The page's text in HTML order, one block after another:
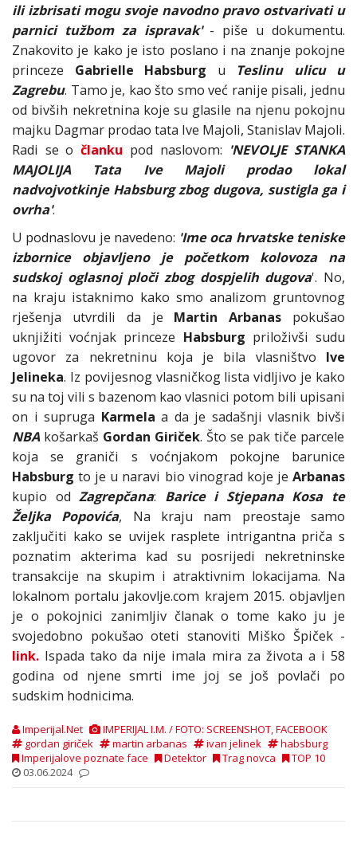
ili izbrisati mogu svoje navodno pravo ostvarivati u
parnici tužbom za ispravak' - piše u dokumentu.
Znakovito je kako je isto poslano i na znanje pokojne
princeze Gabrielle Habsburg u
Teslinu ulicu u
Zagrebu. Tamo je, kao što smo već ranije pisali, jednu
od bivših nekretnina koje su glasile na njenu pokojnu
majku Dagmar prodao tata Ive Majoli, Stanislav Majoli.
Radi se očlanku pod naslovom: 'NEVOLJE STANKA
MAJOLIJA Tata Ive Majoli prodao lokal
nadvojvotkinje Habsburg zbog dugova, sustigla ga i
ovrha'.
U podnaslovu je navedeno: 'Ime oca hrvatske teniske
izbornice objavljeno je početkom kolovoza na
sudskoj oglasnoj ploči zbog dospjelih dugova'. No,
na kraju istaknimo kako smo analizom gruntovnog
rješenja utvrdili da je Martin Arbanas pokušao
uknjižiti voćnjak princeze Habsburg priloživši sudu
ugovor za nekretninu koja je bila vlasništvo Ive
Jelineka. Iz povijesnog vlasničkog lista vidljivo je kako
su na toj vili s bazenom kao vlasnici potom bili upisani
on i supruga Karmela a da je sadašnji vlasnik bivši
NBAkošarkaš Gordan Giriček. Što se pak tiče parcele
koja se graniči s voćnjakom pokojne barunice
Habsburg to je u naravi bio vinograd koje je Arbanas
kupio odZagrepčana: Barice i Stjepana Kosa te
Željka Popovića, Na kraju nam preostaje samo
zaključiti kako se uvijek rasplete intrigantna priča s
poznatim akterima kad su posrijedi nekretninske
transakcije na skupim i atraktivnim lokacijama. Na
lokalnom portalu jakovlje.com krajem 2015. objavljen
je o pokojnici zanimljiv članak o tome kako ju je
svojedobno pokušao oteti stanoviti Miško Špiček -
link. Ispada tako da nije imala mira za života a i 58
godina od njene smrti ime joj se još povlači po
sudskim hodnicima.
Imperijal.Net
IMPERIJAL I.M. / FOTO: SCREENSHOT, FACEBOOK
gordan giriček
martin arbanas ivan jelinek
habsburg
Imperijalove poznate face
Detektor Trag novca
TOP 10
03.06.2024